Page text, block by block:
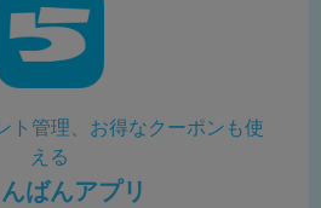
ト管理、お得なクーポンも使
える
ばんアプリ